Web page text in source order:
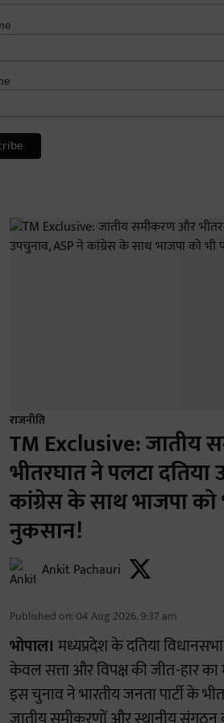
राजनीति
TM Exclusive: जातीय
भीतरघात ने पलटा दतिया
कांग्रेस के साथ भाजपा को
नुकसान!
Ankit Pachauri
Published on: 04 Aug 2026, 9:37 am
भोपाल। मध्यप्रदेश के दतिया
केवल सत्ता और विपक्ष की जीत-हार का
इस चुनाव ने भारतीय जनता पार्टी के